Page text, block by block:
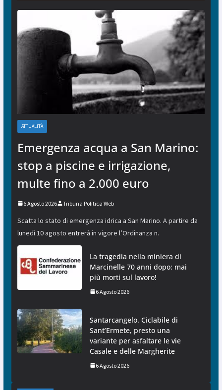
ATTUALITÀ
Emergenza acqua a San Marino:
stop a piscine e irrigazione,
multe fino a 2.000 euro
6 Agosto 2026 Tribuna Politica Web
Scatta lo stato di emergenza idrica a San Marino. A partire da
lunedì 10 agosto entrerà in vigore l’Ordinanza n.
La tragedia nella miniera di
Marcinelle 70 anni dopo: mai
più morti sul lavoro!
6 Agosto 2026
Santarcangelo. Ciclabile di
Sant’Ermete, presto una
variante per asfaltare le vie
Casale e delle Margherite
6 Agosto 2026